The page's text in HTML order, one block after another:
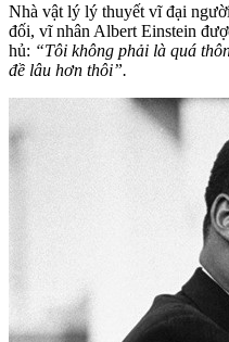
Nhà vật lý lý thuyết vĩ đại
đối, vĩ nhân Albert Einstein
hủ: “Tôi không phải là quá
đề lâu hơn thôi”.